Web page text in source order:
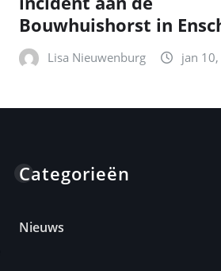
Bouwhuishorst in
Lisa Nieuwenburg jan
Categorieën
Nieuws